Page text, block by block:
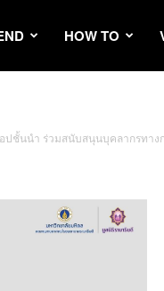
HOW TO
อปชั้นนำ ร่วมสนับสนุนบุคลากรท